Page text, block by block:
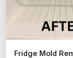
Fridge Mold